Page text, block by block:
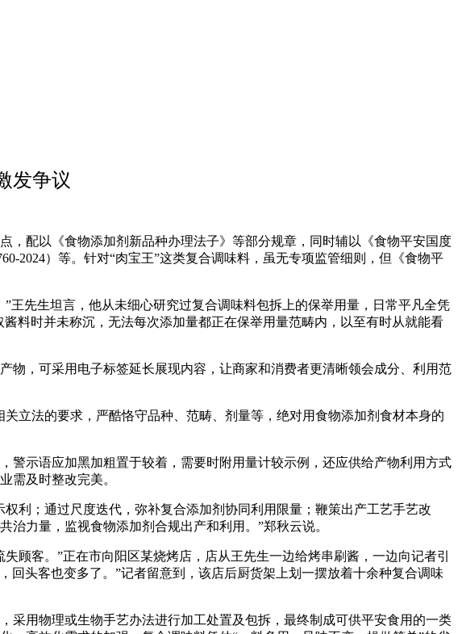
发争议
配以《食物添加剂新品种办理法子》等部分规章，同时辅以《食物平安国度
2024）等。针对“肉宝王”这类复合调味料，虽无专项监管细则，但《食物平
先生坦言，他从未细心研究过复合调味料包拆上的保举用量，日常平凡全凭
料时并未称沉，无法每次添加量都正在保举用量范畴内，以至有时从就能看
，可采用电子标签延长展现内容，让商家和消费者更清晰领会成分、利用范
法的要求，严酷恪守品种、范畴、剂量等，绝对用食物添加剂食材本身的
示语应加黑加粗置于较着，需要时附用量计较示例，还应供给产物利用方式
需及时整改完美。
；通过尺度迭代，弥补复合添加剂协同利用限量；鞭策出产工艺手艺改
力量，监视食物添加剂合规出产和利用。”郑秋云说。
客。”正在市向阳区某烧烤店，店从王先生一边给烤串刷酱，一边向记者引
头客也变多了。”记者留意到，该店后厨货架上划一摆放着十余种复合调味
用物理或生物手艺办法进行加工处置及包拆，最终制成可供平安食用的一类